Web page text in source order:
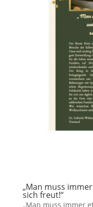
„Man muss
sich freut!“
„Man muss immer